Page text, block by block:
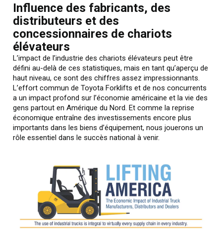
Influence des fabricants, des
distributeurs et des
concessionnaires de chariots
élévateurs
L’impact de l’industrie des chariots élévateurs peut être
défini au-delà de ces statistiques, mais en tant qu’aperçu de
haut niveau, ce sont des chiffres assez impressionnants.
L’effort commun de Toyota Forklifts et de nos concurrents
a un impact profond sur l’économie américaine et la vie des
gens partout en Amérique du Nord. Et comme la reprise
économique entraîne des investissements encore plus
importants dans les biens d’équipement, nous jouerons un
rôle essentiel dans le succès national à venir.